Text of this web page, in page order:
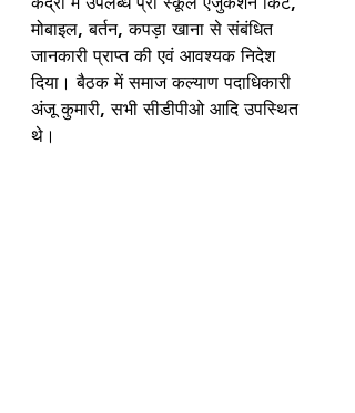
मोबाइल, बर्तन, कपड़ा खाना से संबंधित
जानकारी प्राप्त की एवं आवश्यक निदेश
दिया। बैठक में समाज कल्याण पदाधिकारी
अंजू कुमारी, सभी सीडीपीओ आदि उपस्थित
थे।